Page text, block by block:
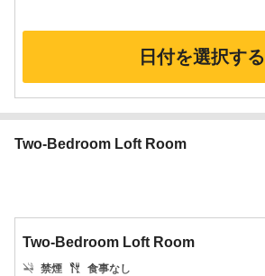
日付を選択する
Two-Bedroom Loft Room
Two-Bedroom Loft Room
禁煙 食事なし